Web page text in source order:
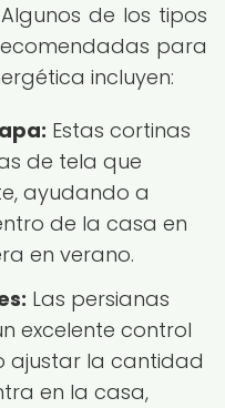
de los tipos
para
incluyen:
Estas cortinas
de tela que
ayudando a
de la casa en
en verano.
Las persianas
excelente control
ajustar la cantidad
en la casa,